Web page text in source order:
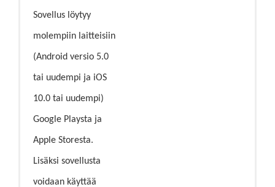
Sovellus löytyy
molempiin laitteisiin
(Android versio 5.0
tai uudempi ja iOS
10.0 tai uudempi)
Google Playsta ja
Apple Storesta.
Lisäksi sovellusta
voidaan käyttää